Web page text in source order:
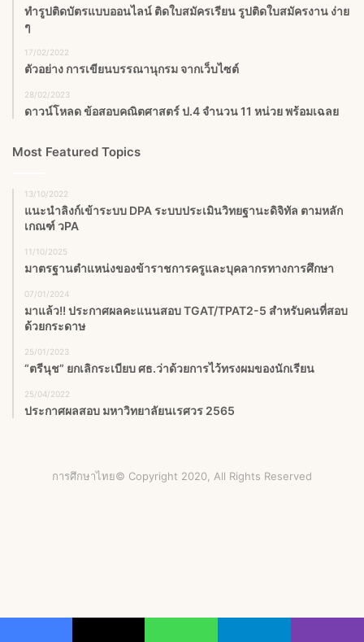
ทำรูปติดบัตรแบบออนไลน์ ติดใบสมัครเรียน รูปติดใบสมัครงาน ง่าย
ๆ
17/02/2022
ตัวอย่าง การเขียนบรรณานุกรม จากเว็บไซต์
28/02/2023
ดาวน์โหลด ข้อสอบคณิตศาสตร์ ป.4 จำนวน 11 หน่วย พร้อมเฉลย
Most Featured Topics
13/10/2022
แนะนำลิงก์เข้าระบบ DPA ระบบประเมินวิทยฐานะดิจิทัล ตามหลัก
เกณฑ์ วPA
11/10/2025
มาตรฐานตำแหน่งของข้าราชการครูและบุคลากรทางการศึกษา
07/01/2024
มาแล้ว!! ประกาศผลคะแนนสอบ TGAT/TPAT2-5 สำหรับคนที่สอบ
ด้วยกระดาษ
25/01/2023
“ตรีนุช” ยกเลิกระเบียบ ศธ.ว่าด้วยการไว้ทรงผมของนักเรียน
25/04/2022
ประกาศผลสอบ มหาวิทยาลัยนเรศวร 2565
การศึกษาไทย© Copyright 2020, All Rights Reserved